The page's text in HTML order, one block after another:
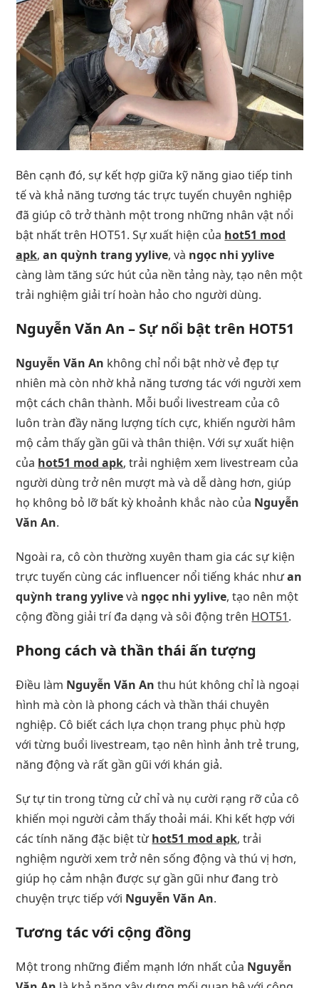
Bên cạnh đó, sự kết hợp giữa kỹ năng giao tiếp tinh
tế và khả năng tương tác trực tuyến chuyên nghiệp
đã giúp cô trở thành một trong những nhân vật nổi
bật nhất trên HOT51. Sự xuất hiện của hot51 mod
apk,an quỳnh trang yylive, và ngọc nhi yylive
càng làm tăng sức hút của nền tảng này, tạo nên một
trải nghiệm giải trí hoàn hảo cho người dùng.
Nguyễn Văn An – Sự nổi bật trên HOT51
Nguyễn Văn An không chỉ nổi bật nhờ vẻ đẹp tự
nhiên mà còn nhờ khả năng tương tác với người xem
một cách chân thành. Mỗi buổi livestream của cô
luôn tràn đầy năng lượng tích cực, khiến người hâm
mộ cảm thấy gần gũi và thân thiện. Với sự xuất hiện
của hot51 mod apk, trải nghiệm xem livestream của
người dùng trở nên mượt mà và dễ dàng hơn, giúp
họ không bỏ lỡ bất kỳ khoảnh khắc nào của Nguyễn
Văn An.
Ngoài ra, cô còn thường xuyên tham gia các sự kiện
trực tuyến cùng các influencer nổi tiếng khác nhưan
quỳnh trang yylivevà ngọc nhi yylive, tạo nên một
cộng đồng giải trí đa dạng và sôi động trên HOT51.
Phong cách và thần thái ấn tượng
Điều làm Nguyễn Văn An thu hút không chỉ là ngoại
hình mà còn là phong cách và thần thái chuyên
nghiệp. Cô biết cách lựa chọn trang phục phù hợp
với từng buổi livestream, tạo nên hình ảnh trẻ trung,
năng động và rất gần gũi với khán giả.
Sự tự tin trong từng cử chỉ và nụ cười rạng rỡ của cô
khiến mọi người cảm thấy thoải mái. Khi kết hợp với
các tính năng đặc biệt từhot51 mod apk, trải
nghiệm người xem trở nên sống động và thú vị hơn,
giúp họ cảm nhận được sự gần gũi như đang trò
chuyện trực tiếp với Nguyễn Văn An.
Tương tác với cộng đồng
Một trong những điểm mạnh lớn nhất của Nguyễn